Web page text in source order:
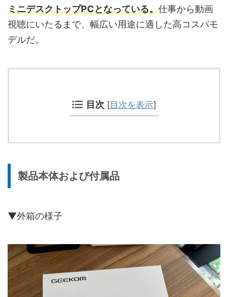
ミニデスクトップPCとなっている。仕事から動画
視聴にいたるまで、幅広い用途に適した高コスパモ
デルだ。
目次 [目次を表示]
製品本体および付属品
▼外箱の様子